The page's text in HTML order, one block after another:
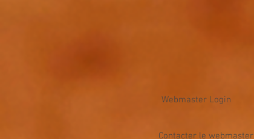
Webmaster Login
Contacter le webmaster